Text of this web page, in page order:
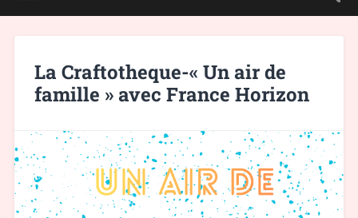
La Craftotheque-« Un air de
famille » avec France Horizon